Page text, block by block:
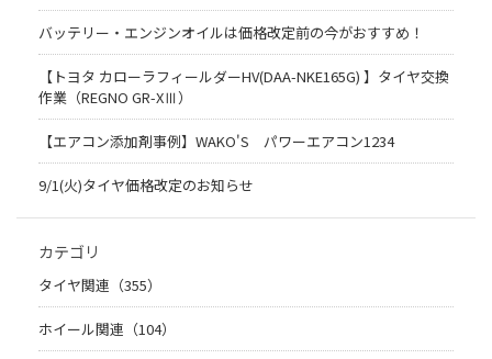
バッテリー・エンジンオイルは価格改定前の今がおすすめ！
【トヨタ カローラフィールダーHV(DAA-NKE165G) 】タイヤ交換
作業（REGNO GR-XⅢ）
【エアコン添加剤事例】WAKO'S パワーエアコン1234
9/1(火)タイヤ価格改定のお知らせ
カテゴリ
タイヤ関連（355）
ホイール関連（104）